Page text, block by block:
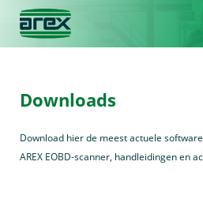
Downloads
Download hier de meest actuele
AREX EOBD-scanner, handleidingen en